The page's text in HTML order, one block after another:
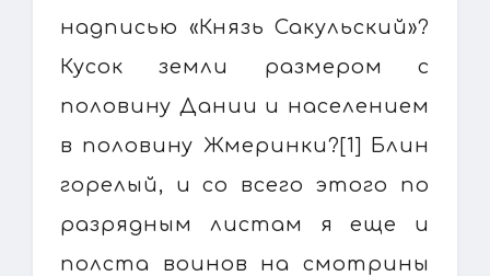
надписью «Князь Сакульский»?
Кусок земли размером с
половину Дании и населением
в половину Жмеринки?[1] Блин
горелый, и со всего этого по
разрядным листам я еще и
полста воинов на смотрины